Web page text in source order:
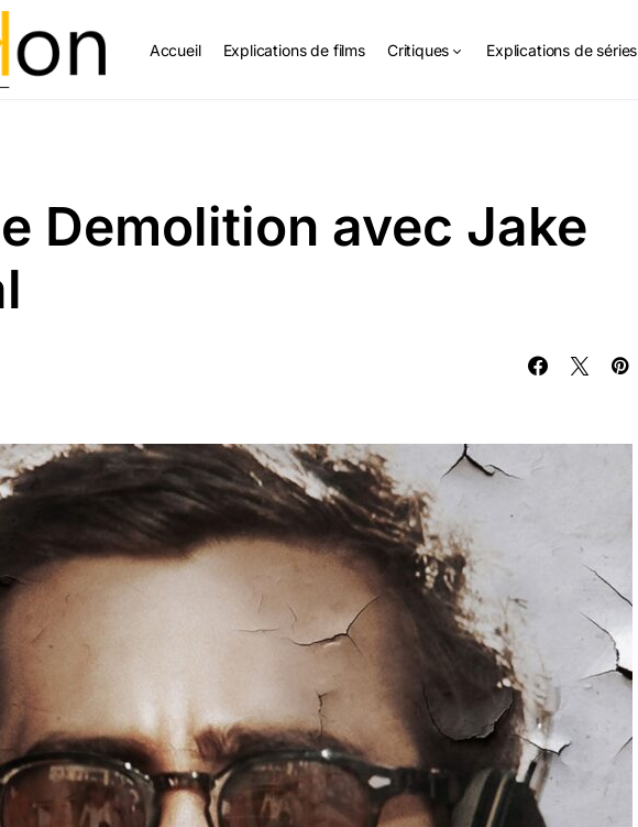
Accueil Explications de films Critiques Explications de séries
Demolition avec Jake